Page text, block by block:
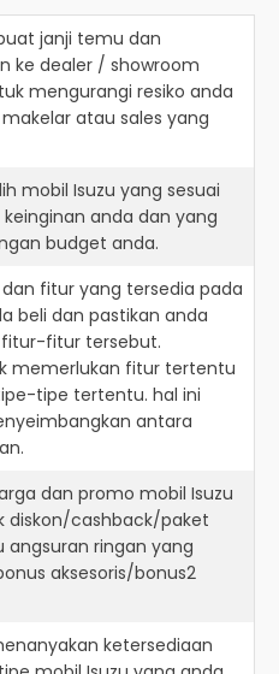
janji temu dan
ke dealer / showroom
mengurangi resiko anda
atau sales yang
mobil Isuzu yang sesuai
anda dan yang
budget anda.
fitur yang tersedia pada
beli dan pastikan anda
fitur tersebut.
memerlukan fitur tertentu
tipe tertentu. hal ini
antara
dan promo mobil Isuzu
diskon/cashback/paket
angsuran ringan yang
aksesoris/bonus2
ketersediaan